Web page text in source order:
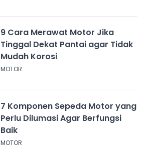
9 Cara Merawat Motor Jika
Tinggal Dekat Pantai agar Tidak
Mudah Korosi
MOTOR
7 Komponen Sepeda Motor yang
Perlu Dilumasi Agar Berfungsi
Baik
MOTOR